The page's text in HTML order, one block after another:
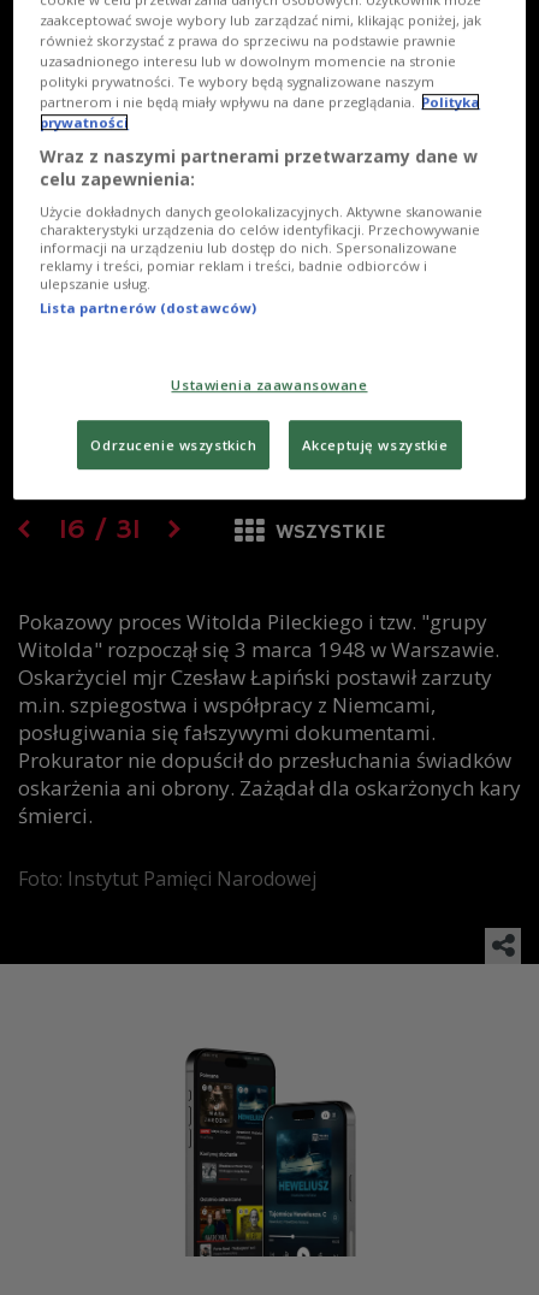
16 / 31 WSZYSTKIE
Pokazowy proces Witolda Pileckiego i tzw. "grupy
Witolda" rozpoczął się 3 marca 1948 w Warszawie.
Oskarżyciel mjr Czesław Łapiński postawił zarzuty
m.in. szpiegostwa i współpracy z Niemcami,
posługiwania się fałszywymi dokumentami.
Prokurator nie dopuścił do przesłuchania świadków
oskarżenia ani obrony. Zażądał dla oskarżonych kary
śmierci.
Foto: Instytut Pamięci Narodowej
zaakceptować swoje wybory lub zarządzać nimi, klikając poniżej, jak
również skorzystać z prawa do sprzeciwu na podstawie prawnie
uzasadnionego interesu lub w dowolnym momencie na stronie
polityki prywatności. Te wybory będą sygnalizowane naszym
partnerom i nie będą miały wpływu na dane przeglądania. Polityka
prywatności
Wraz z naszymi partnerami przetwarzamy dane w
celu zapewnienia:
Użycie dokładnych danych geolokalizacyjnych. Aktywne skanowanie
charakterystyki urządzenia do celów identyfikacji. Przechowywanie
informacji na urządzeniu lub dostęp do nich. Spersonalizowane
reklamy i treści, pomiar reklam i treści, badnie odbiorców i
ulepszanie usług.
Lista partnerów (dostawców)
Ustawienia zaawansowane
Odrzucenie wszystkich Akceptuję wszystkie